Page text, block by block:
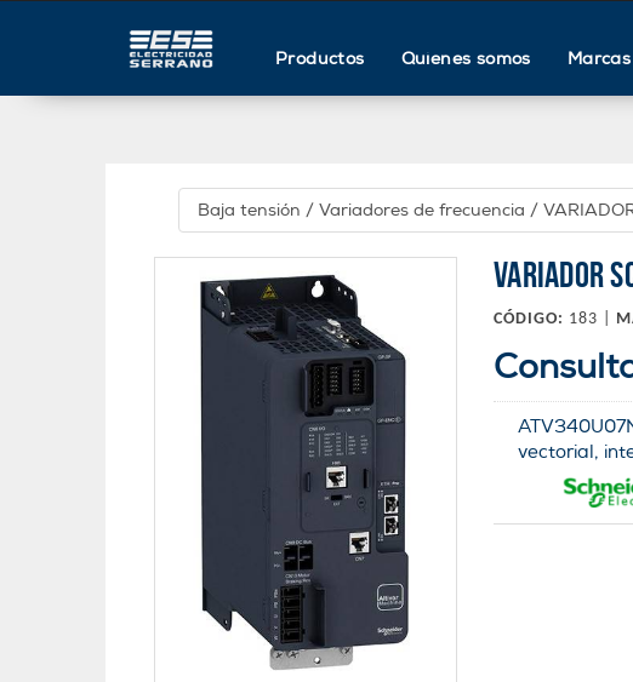
Productos Quienes somos Marcas
Baja tensión / Variadores de frecuencia /
VARIADOR
CÓDIGO: 183 |
vectorial,